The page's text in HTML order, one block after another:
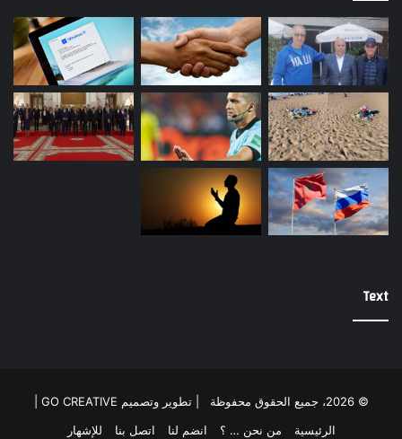
Text
© 2026، جميع الحقوق محفوظة | تطوير وتصميم GO CREATIVE
الرئيسية
من نحن … ؟ انضم لنا اتصل بنا للإشهار